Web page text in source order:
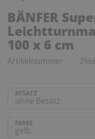
BÄNFER
100 x 6 cm
Artikelnummer
BESATZ
FARBE